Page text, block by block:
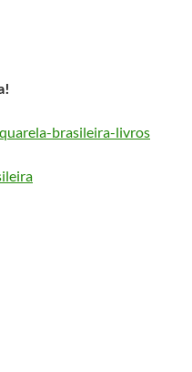
brasileira-livros